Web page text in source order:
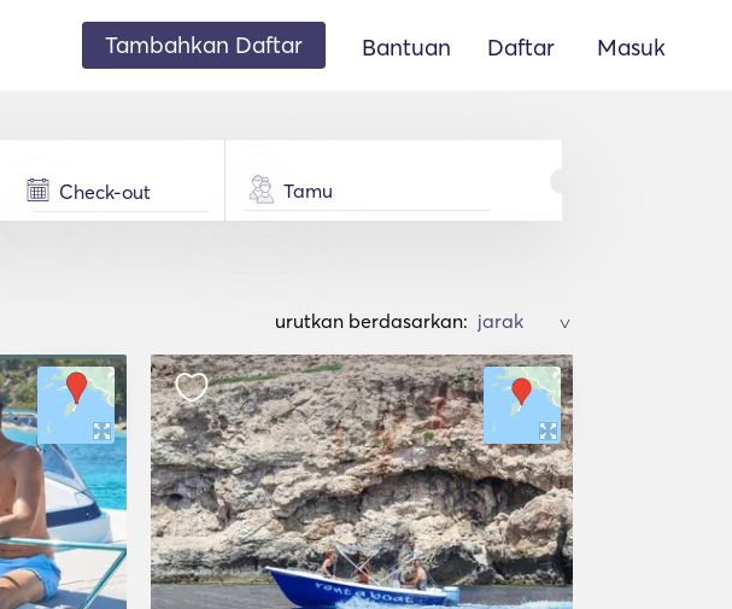
Tambahkan Daftar Bantuan Daftar Masuk
Tamu
urutkan berdasarkan: >